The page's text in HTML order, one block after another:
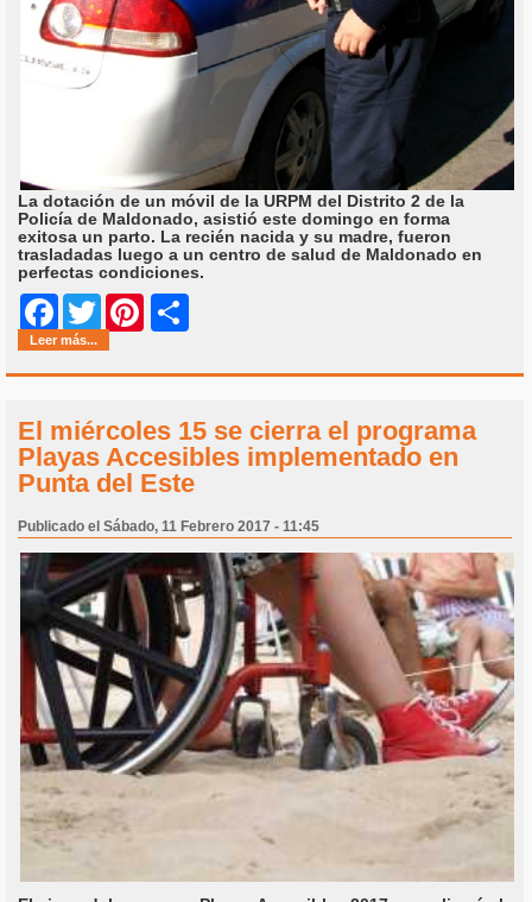
La dotación de un móvil de la URPM del Distrito 2 de la
Policía de Maldonado, asistió este domingo en forma
exitosa un parto. La recién nacida y su madre, fueron
trasladadas luego a un centro de salud de Maldonado en
perfectas condiciones.
Facebook
Twitter Pinterest
Leer más...
El miércoles 15 se cierra el programa
Playas Accesibles implementado en
Punta del Este
Publicado el Sábado, 11 Febrero 2017 - 11:45